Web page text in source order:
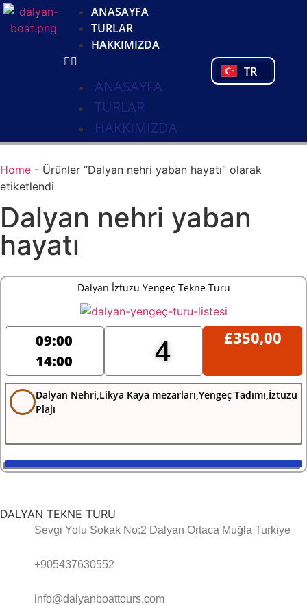
ANASAYFA
TURLAR
HAKKIMIZDA
ANASAYFA
TURLAR
HAKKIMIZDA
TR
PL
PT
Home - Ürünler “Dalyan nehri yaban hayatı” olarak
etiketlendi
Dalyan nehri yaban
hayatı
Dalyan İztuzu Yengeç Tekne Turu
09:00
14:00
4 £350,00
Dalyan Nehri,Likya Kaya mezarları,Yengeç Tadımı,İztuzu
Plajı
DALYAN TEKNE TURU
Sevgi Yolu Sokak No:2 Dalyan Ortaca Muğla Turkiye
+905437630552
info@dalyanboattours.com